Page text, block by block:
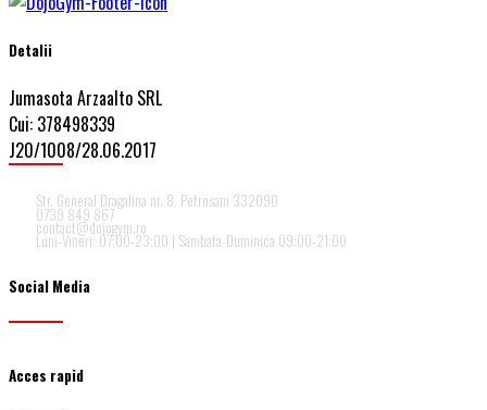
Detalii
Jumasota Arzaalto SRL
Cui: 378498339
J20/1008/28.06.2017
Str. General Dragalina nr. 8, Petrosani 332090
0739 849 867
contact@dojogym.ro
Luni-Vineri: 07:00-23:00 | Sambata-Duminica 09:00-21:00
Social Media
Acces rapid